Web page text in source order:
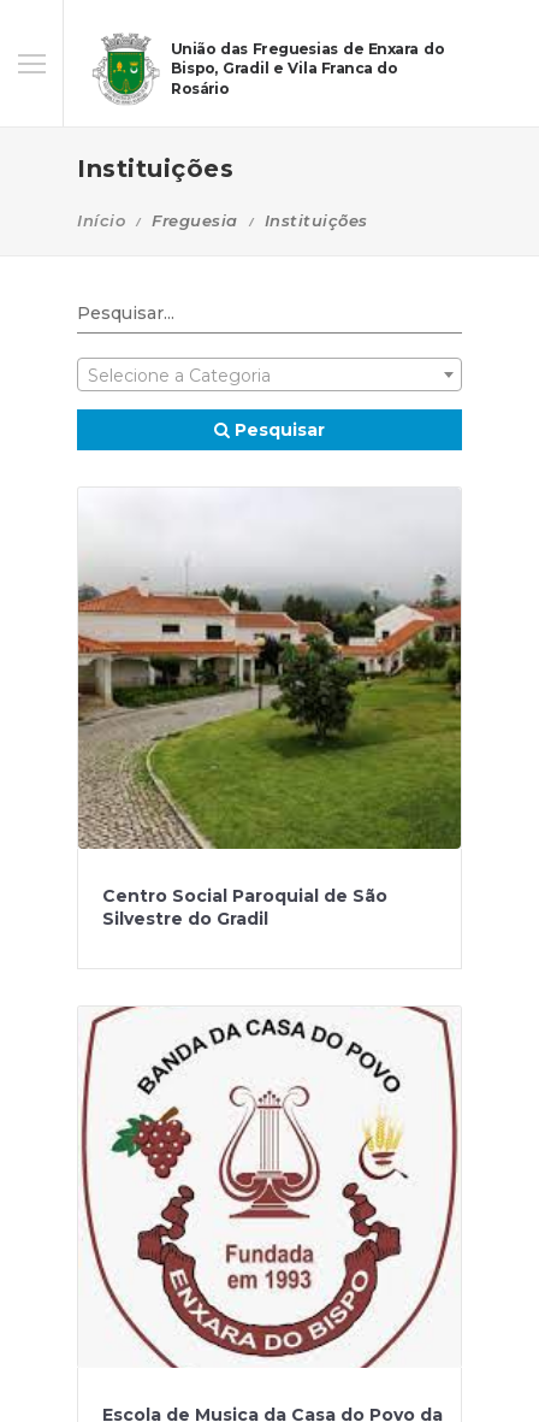
União das Freguesias de Enxara do
Bispo, Gradil e Vila Franca do
Rosário
Instituições
Início Freguesia Instituições
Selecione a Categoria
Pesquisar
Centro Social Paroquial de São
Silvestre do Gradil
Escola de Musica da Casa do Povo da